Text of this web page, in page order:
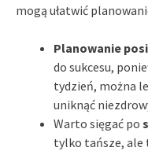
mogą ułatwić
Planowanie
do sukcesu,
tydzień, można
uniknąć
Warto sięgać po
tylko tańsze, ale